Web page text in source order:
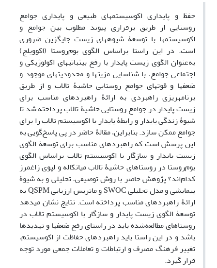
حفظ و پایداری اکوسیستم‏های طبیعی و پایداری جوامع
روستایی از طریق برقراری پیوند مطلوب بین جوامع و
اکوسیستم‏ها با توسعۀ شیوه‏های زیست جایگزین ضروری
است. در این راستا براساس الگوی بوم‌روستا (اکوویلج)
به‌عنوان الگوی زیست ‌پایدار با رفع بی‏ثباتی‏های اکولوژیکی و
اجتماعی جوامع، با شناسایی مزیت‏ها و محدودیت‏های موجود و
ضعف‏ها و قوت‏های جوامع روستایی حاشیۀ تالاب و از طریق
برنامه‏ریزی راهبردی به ارائۀ راهبردهای مناسب برای
زیست ‌پایدار در جوامع روستایی حاشیۀ تالاب پرداخته شد تا
شیوۀ زندگی پایدار و رابطۀ پایدار با اکوسیستم تالاب را برای
جوامع ممکن سازد. بنابراین، مقالۀ حاضر در پی پاسخ‌گویی به
این پرسش است که راهبردهای مناسب برای توسعۀ الگوی
زیست ‌پایدار و سازگار با اکوسیستم تالاب براساس الگوی
بوم‌روستا در روستاهای حاشیۀ تالاب میانکاله و لپوی زاغمرز
کدام‌اند؟ پژوهش حاضر با روش‏ توصیفی‌ـ تحلیلی و به شیوۀ
پیمایشی و مدل تحلیلی SWOC و ماتریس ارزیابی QSPM به
ارائۀ راهبردهای مناسب پرداخته است. نتایج نشان می‏دهد
توسعۀ الگوی زیست پایدار و سازگار با اکوسیستم تالاب در
روستاهای مطالعه‌شده باید در راستای رفع ضعف‏ها و تهدیدها
باشد و در این راستا باید راهبردهای حفاظت از اکوسیستم،
تغییر فرهنگ مصرف و ارتباطات و تعاملات جمعی مورد توجه
قرار گیرد.